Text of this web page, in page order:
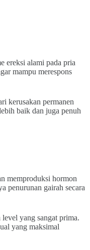
ereksi alami pada pria
mampu merespons
kerusakan permanen
baik dan juga penuh
memproduksi hormon
penurunan gairah secara
yang sangat prima.
yang maksimal